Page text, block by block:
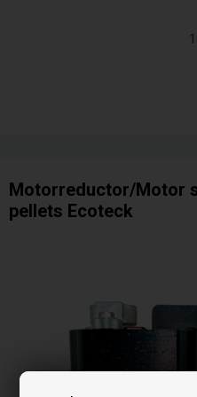
Motorreductor/Motor
pellets Ecoteck